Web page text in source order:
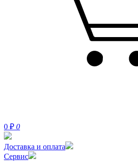
0 ₽ 0
Доставка и оплата
Сервис